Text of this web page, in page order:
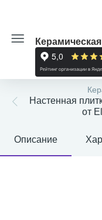
Настенная
от
Описание